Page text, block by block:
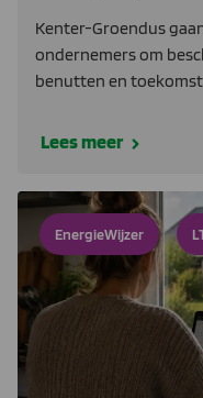
Kenter-Groendus
ondernemers om
benutten en
Lees meer
EnergieWijzer